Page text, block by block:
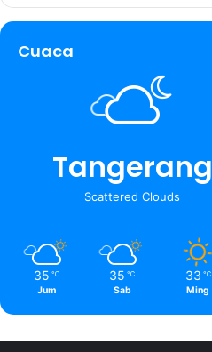
Cuaca
Tangerang
Scattered Clouds
35 ℃
Jum
35 ℃
Sab
33 ℃
Ming